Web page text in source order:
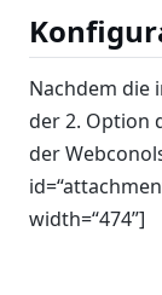
Nachdem die
der 2. Option
der
width=“474”]